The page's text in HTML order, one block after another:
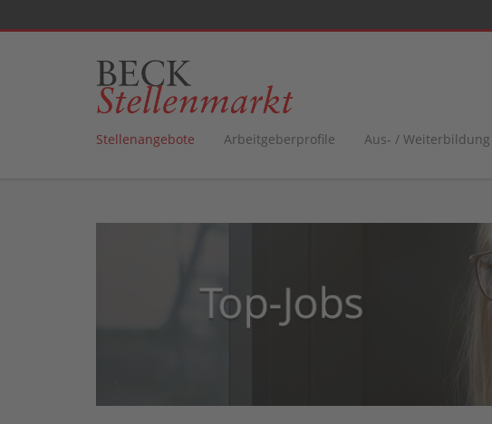
Stellenangebote Arbeitgeberprofile Aus- / Weiterbildung